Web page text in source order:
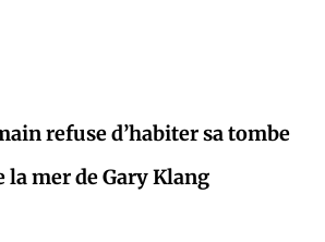
refuse d’habiter sa tombe
la mer de Gary Klang